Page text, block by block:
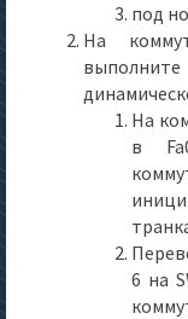
под
На
На
в
6 на